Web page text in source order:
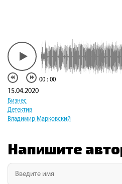
00 : 00
15.04.2020
Бизнес
Детектив
Владимир Марковский
Напишите